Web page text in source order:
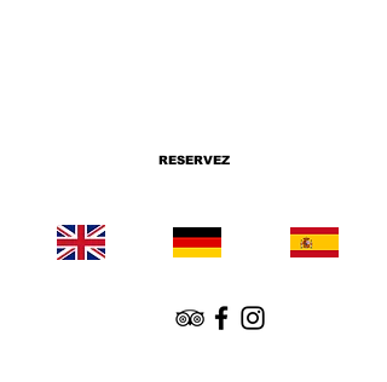
RESERVEZ